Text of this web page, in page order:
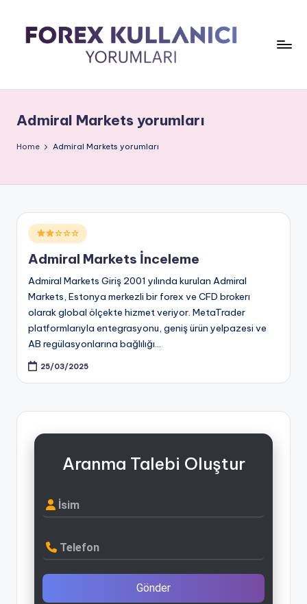
Admiral Markets yorumları
Home Admiral Markets yorumları
Posted
in
☆☆☆
Admiral Markets İnceleme
Admiral Markets Giriş 2001 yılında kurulan Admiral
Markets, Estonya merkezli bir forex ve CFD brokerı
olarak global ölçekte hizmet veriyor. MetaTrader
platformlarıyla entegrasyonu, geniş ürün yelpazesi ve
AB regülasyonlarına bağlılığı…
25/03/2025
Aranma Talebi Oluştur
İsim
Telefon
Gönder